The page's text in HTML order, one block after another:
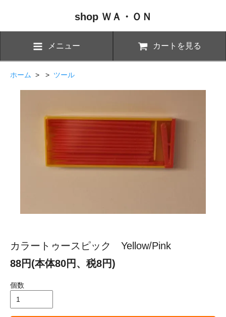
shop ＷＡ・ＯＮ
メニュー カートを見る
ホーム > > ツール
カラートゥースピック Yellow/Pink
88円(本体80円、税8円)
個数